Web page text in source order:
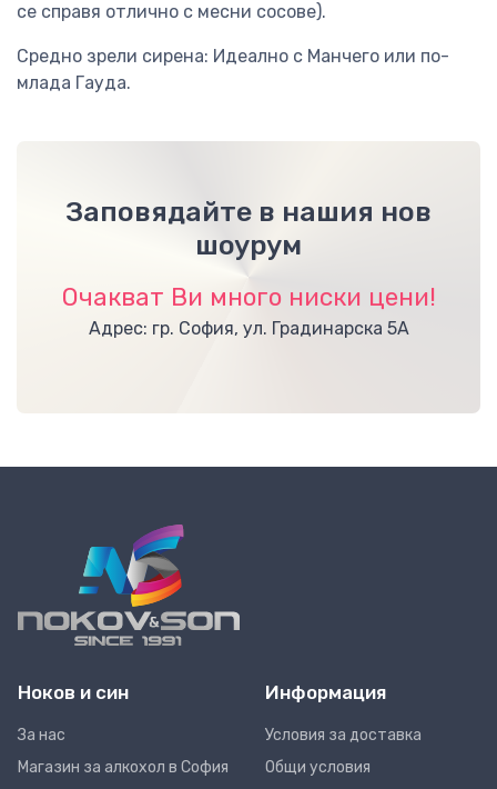
се справя отлично с месни сосове).
Средно зрели сирена: Идеално с Манчего или по-
млада Гауда.
Заповядайте в нашия нов
шоурум
Очакват Ви много ниски цени!
Адрес: гр. София, ул. Градинарска 5А
Ноков и син
За нас
Магазин за алкохол в София
Информация
Условия за доставка
Общи условия